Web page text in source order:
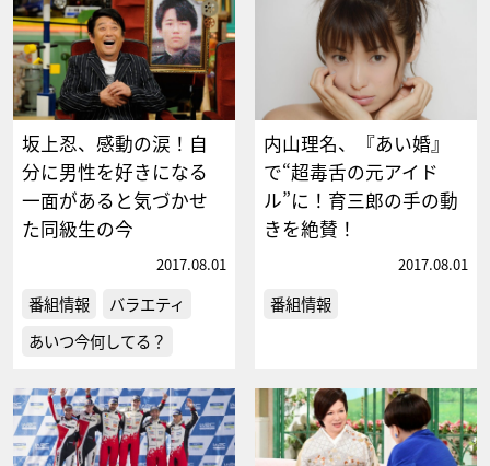
坂上忍、感動の涙！自
分に男性を好きになる
一面があると気づかせ
た同級生の今
2017.08.01
番組情報
バラエティ
あいつ今何してる？
内山理名、『あい婚』
で“超毒舌の元アイド
ル”に！育三郎の手の動
きを絶賛！
2017.08.01
番組情報